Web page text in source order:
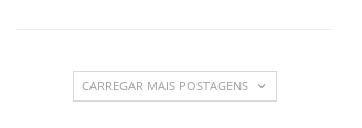
CARREGAR MAIS POSTAGENS